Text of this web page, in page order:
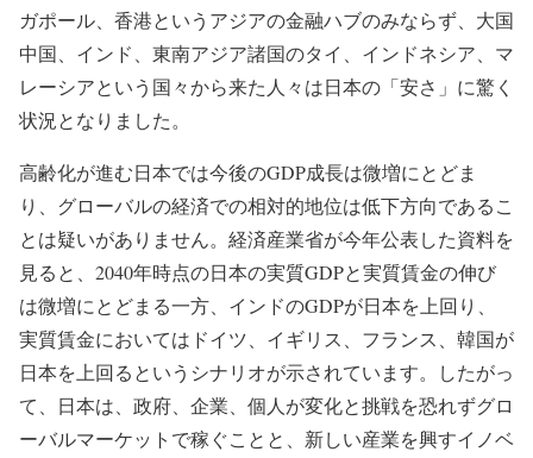
ガポール、香港というアジアの金融ハブのみならず、大国
中国、インド、東南アジア諸国のタイ、インドネシア、マ
レーシアという国々から来た人々は日本の「安さ」に驚く
状況となりました。
高齢化が進む日本では今後のGDP成長は微増にとどま
り、グローバルの経済での相対的地位は低下方向であるこ
とは疑いがありません。経済産業省が今年公表した資料を
見ると、2040年時点の日本の実質GDPと実質賃金の伸び
は微増にとどまる一方、インドのGDPが日本を上回り、
実質賃金においてはドイツ、イギリス、フランス、韓国が
日本を上回るというシナリオが示されています。したがっ
て、日本は、政府、企業、個人が変化と挑戦を恐れずグロ
ーバルマーケットで稼ぐことと、新しい産業を興すイノベ